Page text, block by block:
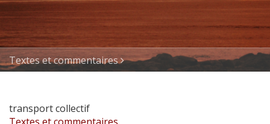
Textes et commentaires
transport collectif